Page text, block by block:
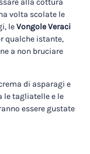
volta scolate le
leVongole Veraci
qualche istante,
a non bruciare
di asparagi e
le tagliatelle e le
essere gustate